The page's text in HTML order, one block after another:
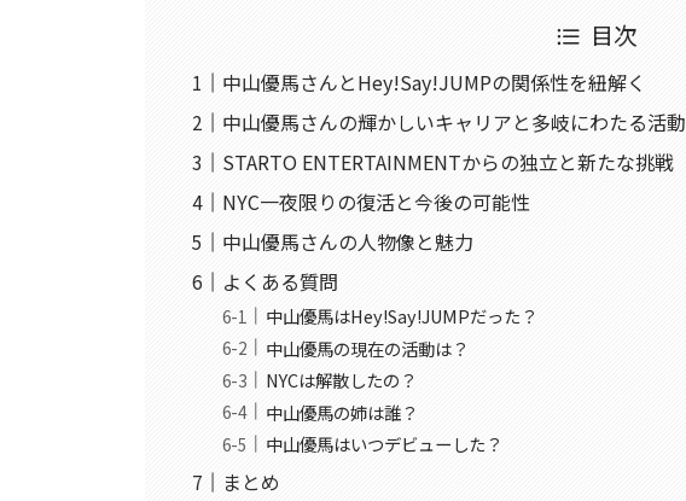
目次
中山優馬さんとHey!Say!JUMPの関係性を紐解く
中山優馬さんの輝かしいキャリアと多岐にわたる活動
STARTO ENTERTAINMENTからの独立と新たな挑戦
NYC一夜限りの復活と今後の可能性
中山優馬さんの人物像と魅力
よくある質問
中山優馬はHey!Say!JUMPだった？
中山優馬の現在の活動は？
NYCは解散したの？
中山優馬の姉は誰？
中山優馬はいつデビューした？
まとめ